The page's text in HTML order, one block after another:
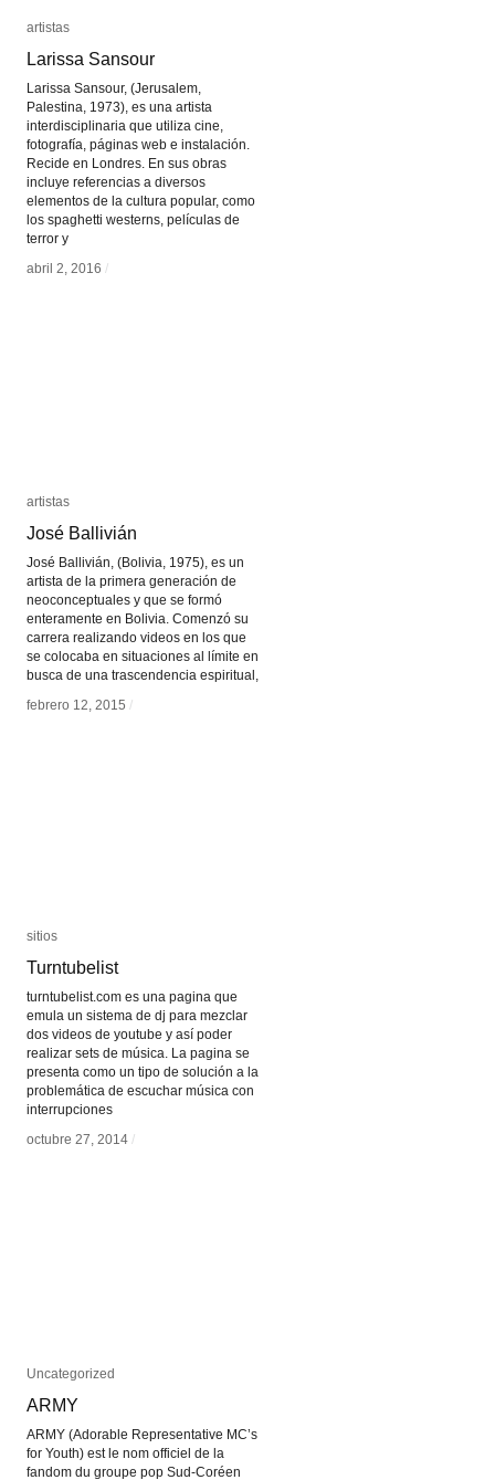
artistas
Larissa Sansour
Larissa Sansour, (Jerusalem,
Palestina, 1973), es una artista
interdisciplinaria que utiliza cine,
fotografía, páginas web e instalación.
Recide en Londres. En sus obras
incluye referencias a diversos
elementos de la cultura popular, como
los spaghetti westerns, películas de
terror y
abril 2, 2016 /
artistas
Larissa Sansour
abril 2, 2016 /
artistas
José Ballivián
José Ballivián, (Bolivia, 1975), es un
artista de la primera generación de
neoconceptuales y que se formó
enteramente en Bolivia. Comenzó su
carrera realizando videos en los que
se colocaba en situaciones al límite en
busca de una trascendencia espiritual,
febrero 12, 2015 /
artistas
José Ballivián
febrero 12, 2015 /
sitios
Turntubelist
turntubelist.com es una pagina que
emula un sistema de dj para mezclar
dos videos de youtube y así poder
realizar sets de música. La pagina se
presenta como un tipo de solución a la
problemática de escuchar música con
interrupciones
octubre 27, 2014 /
sitios
Turntubelist
octubre 27, 2014 /
Uncategorized
ARMY
ARMY (Adorable Representative MC’s
for Youth) est le nom officiel de la
fandom du groupe pop Sud-Coréen
Uncategorized
ARMY